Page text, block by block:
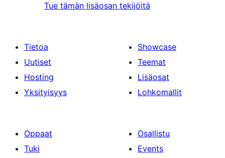
Tue tämän lisäosan tekijöitä
Tietoa
Uutiset
Hosting
Yksityisyys
Showcase
Teemat
Lisäosat
Lohkomallit
Oppaat
Tuki
Osallistu
Events